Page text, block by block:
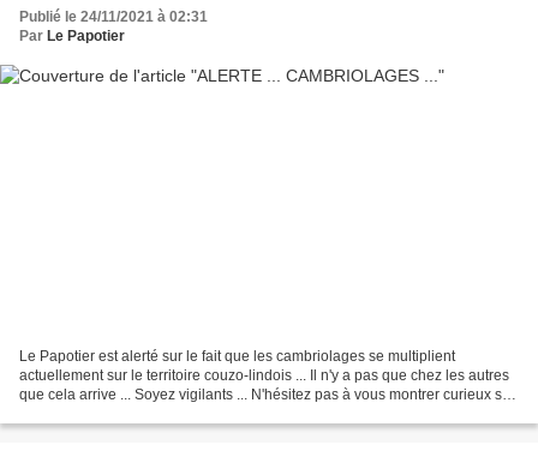
Publié le 24/11/2021 à 02:31
Par Le Papotier
Le Papotier est alerté sur le fait que les cambriolages se multiplient
actuellement sur le territoire couzo-lindois ... Il n'y a pas que chez les autres
que cela arrive ... Soyez vigilants ... N'hésitez pas à vous montrer curieux si